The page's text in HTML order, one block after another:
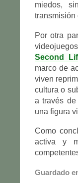
miedos,
transmisión
Por otra
Second
marco de
viven
cultura o
a través de
una figura
Como
activa y
Guardado